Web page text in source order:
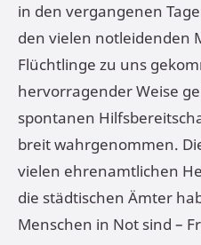
in den vergangenen
den vielen notleidenden
Flüchtlinge zu uns
hervorragender Weise
spontanen
breit wahrgenommen.
vielen ehrenamtlichen
die städtischen Ämter
Menschen in Not sind –